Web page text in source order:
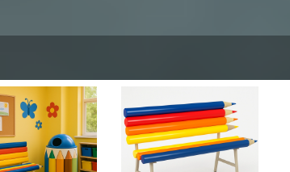
Banco Infantil Lápis
1051
Informações
Banco Infantil Lápis
1051